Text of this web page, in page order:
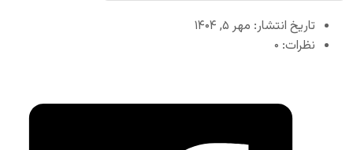
تاریخ انتشار: مهر ۵, ۱۴۰۴
نظرات: ۰